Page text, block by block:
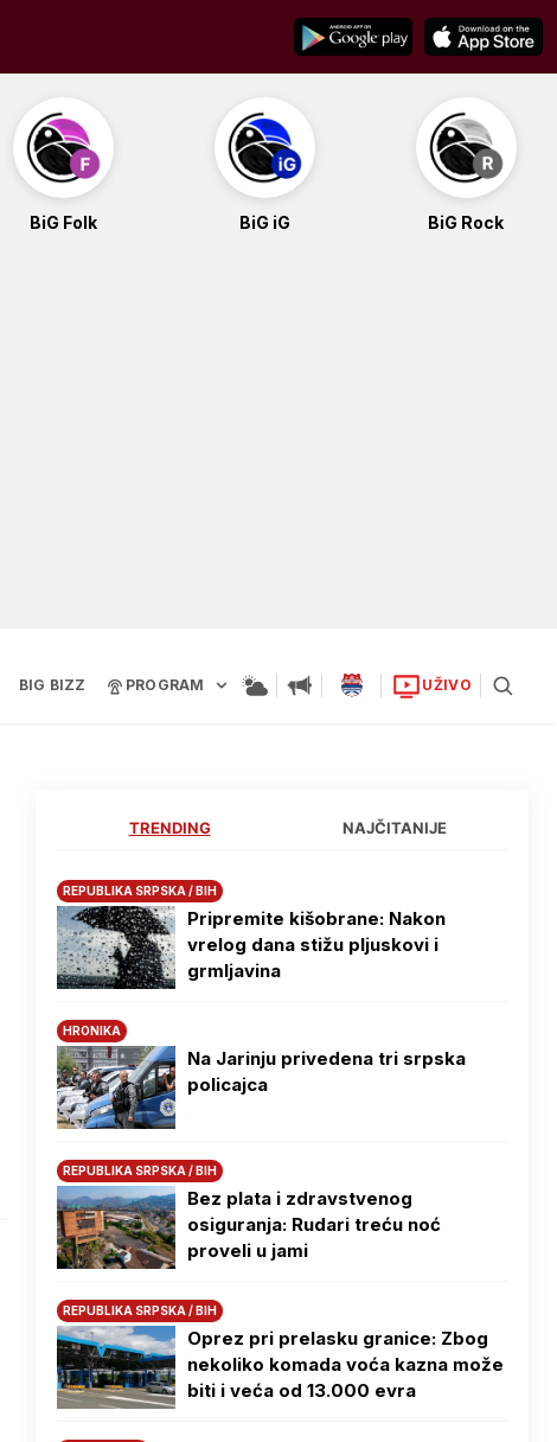
BiG Folk BiG iG BiG Rock
BIG BIZZ PROGRAM UŽIVO
TRENDING NAJČITANIJE
REPUBLIKA SRPSKA / BIH
Pripremite kišobrane: Nakon
vrelog dana stižu pljuskovi i
grmljavina
HRONIKA
Na Јarinju privedena tri srpska
policajca
REPUBLIKA SRPSKA / BIH
Bez plata i zdravstvenog
osiguranja: Rudari treću noć
proveli u jami
REPUBLIKA SRPSKA / BIH
Oprez pri prelasku granice: Zbog
nekoliko komada voća kazna može
biti i veća od 13.000 evra